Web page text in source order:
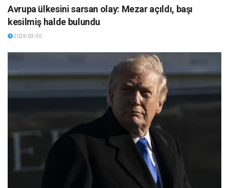
Avrupa ülkesini sarsan olay: Mezar açıldı, başı
kesilmiş halde bulundu
2026-03-30